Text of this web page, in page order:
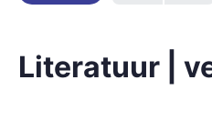
Literatuur |